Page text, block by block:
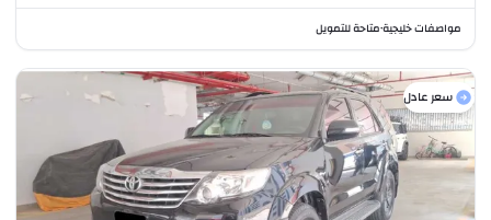
مواصفات خليجية•متاحة للتمويل
سعر عادل